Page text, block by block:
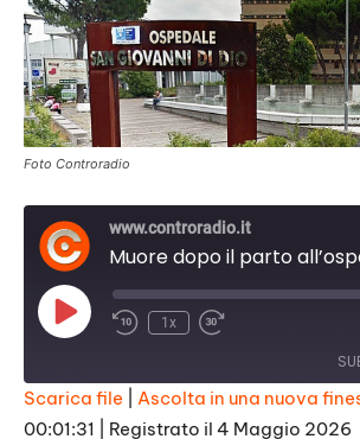
Foto Controradio
www.controradio.it
Play
Episode
1x
SHARE
Scarica file Ascolta in una nuova
00:01:31
Registrato il 4 Maggio 2026